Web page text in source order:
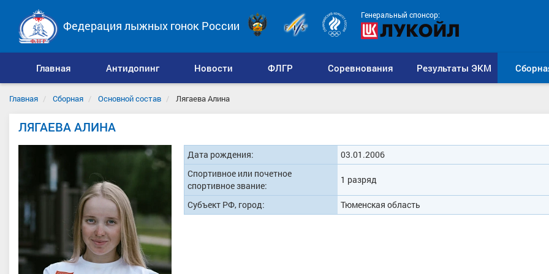
Генеральный спонсор:
Федерация лыжных гонок России
Главная Антидопинг Новости ФЛГР Соревнования Результаты ЭКМ
Главная Сборная Основной состав Лягаева Алина
ЛЯГАЕВА АЛИНА
Дата рождения:
03.01.2006
Спортивное или почетное
спортивное звание:
1 разряд
Субъект РФ, город: Тюменская область